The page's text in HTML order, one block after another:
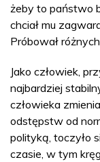
żeby to państwo
chciał mu
Próbował
Jako człowiek,
najbardziej
człowieka
odstępstw od
polityką, toczyło
czasie, w tym